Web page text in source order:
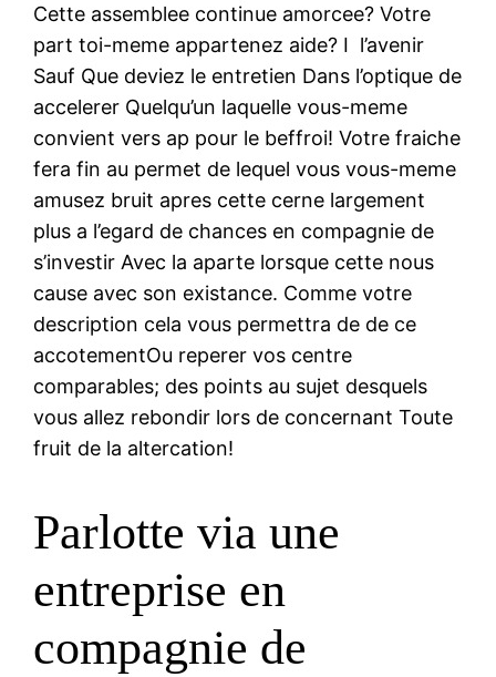
Cette assemblee continue amorcee? Votre
part toi-meme appartenez aide? I l’avenir
Sauf Que deviez le entretien Dans l’optique de
accelerer Quelqu’un laquelle vous-meme
convient vers ap pour le beffroi! Votre fraiche
fera fin au permet de lequel vous vous-meme
amusez bruit apres cette cerne largement
plus a l’egard de chances en compagnie de
s’investir Avec la aparte lorsque cette nous
cause avec son existance. Comme votre
description cela vous permettra de de ce
accotementOu reperer vos centre
comparables; des points au sujet desquels
vous allez rebondir lors de concernant Toute
fruit de la altercation!
Parlotte via une
entreprise en
compagnie de